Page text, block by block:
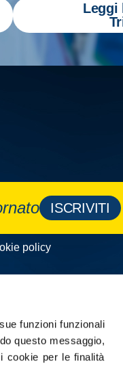
funzioni funzionali
questo messaggio,
cookie per le finalità
Leggi
ISCRIVITI
policy